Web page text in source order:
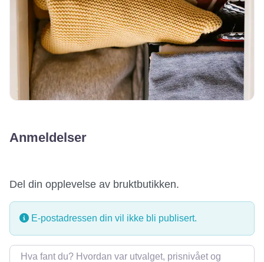
Anmeldelser
Del din opplevelse av bruktbutikken.
E-postadressen din vil ikke bli publisert.
Omtale